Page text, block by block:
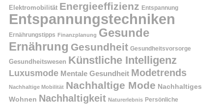
Elektromobilität Energieeffizienz Entspannung
Entspannungstechniken
Ernährungstipps Finanzplanung Gesunde
Ernährung Gesundheit Gesundheitsvorsorge
Gesundheitswesen Künstliche Intelligenz
Luxusmode Mentale Gesundheit Modetrends
Nachhaltige Mobilität Nachhaltige Mode Nachhaltiges
Wohnen Nachhaltigkeit Naturerlebnis Persönliche